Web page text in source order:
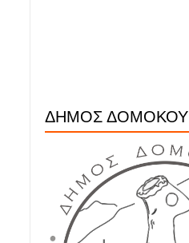
ΔΗΜΟΣ ΔΟΜΟΚΟΥ